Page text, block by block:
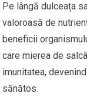
Pe lângă dulceața
valoroasă de
beneficii
care mierea de
imunitatea,
sănătos.